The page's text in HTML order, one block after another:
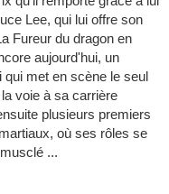
Lee, qui lui offre son
Fureur du dragon en
aujourd'hui, un
met en scène le seul
voie à sa carrière
plusieurs premiers
où ses rôles se
...